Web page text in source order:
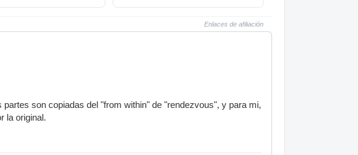
Enlaces de afiliación
son copiadas del "from within" de "rendezvous", y para mi,
la original.